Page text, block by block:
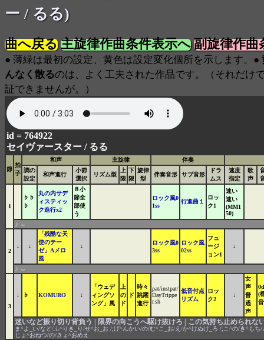
ー / るる)
曲へ戻る 主旋律作曲条件表示へ 副旋律作曲
● 薄緑は最初の設定、黄色は設定変化個所を示します。●
んなく散るのは、よく工夫された作品です。（それだけ
証できませんが。）
id = 764922
セイヴァースター / るる
節
拍
子
和声 主旋律
伴奏
調の
設定
和声進行
小節
選択
リズム型
上
限
下
限
旋律
型
伴奏音形 サブ音形
ドラ
ムス
速度
指定
歌
声
1
♭♭
♭
丸の内サデ
ィスティッ
ク進行x2
８小
節全
部使
う
ロック風0
1ss
行進曲１
ロッ
ク1
速い
速い
(MM1
50)
♪ ⇔
2
↓ ↓
「残酷な天
使のテー
ゼ」Aメロ
風
↓
ロック風0
3ss
ロック風
02ss
フュ
ージ
ョン1
↓
♪ ⇔
3
↓ ♭ KOMURO ↓
「ウェデ
ィングソ
ング」風
上
の
ド
ド
時々
跳躍
進行
pat/instpat/
DayTrippe
r.sh
低音付点
リズム
ロッ
ク2
↓
女
声
普
通
声
(
迷いなど振り切り背負う | 限界の向こうへ駆け抜けろ | この気持ち止められな
ま^よ_い/など/ふ^りき_り/せ^お_お /;げ^んかい/の/む^こ_お/え/か^けぬけ_ろ /;こ^の/き^も
じょ^おねつ/の/きょ^おめえ